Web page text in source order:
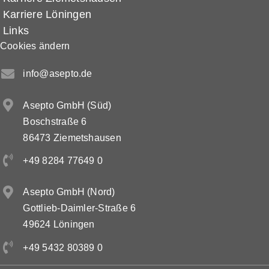
Kontakt
DE
Karriere Löningen
Links
Cookies ändern
info@asepto.de
Asepto GmbH (Süd)
Boschstraße 6
86473 Ziemetshausen
+49 8284 77649 0
Asepto GmbH (Nord)
Gottlieb-Daimler-Straße 6
49624 Löningen
+49 5432 80389 0